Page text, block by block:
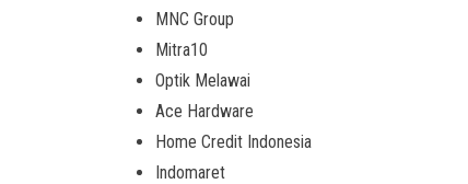
MNC Group
Mitra10
Optik Melawai
Ace Hardware
Home Credit Indonesia
Indomaret